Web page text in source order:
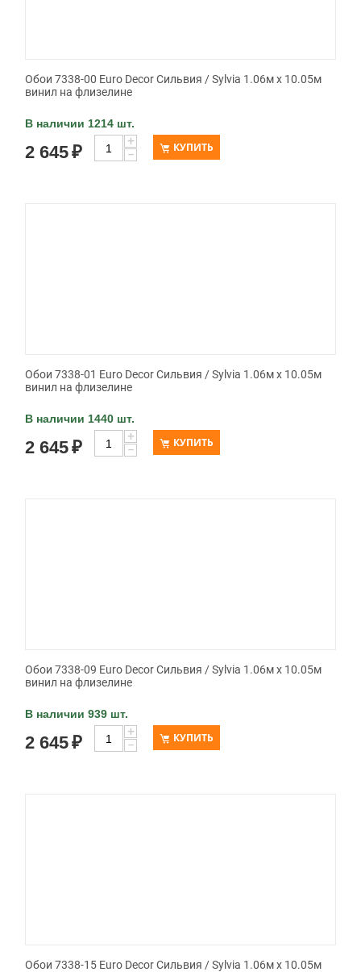
Обои 7338-00 Euro Decor Сильвия / Sylvia 1.06м x 10.05м
винил на флизелине
В наличии 1214 шт.
2 645₽
+
−
КУПИТЬ
Обои 7338-01 Euro Decor Сильвия / Sylvia 1.06м x 10.05м
винил на флизелине
В наличии 1440 шт.
2 645₽
+
−
КУПИТЬ
Обои 7338-09 Euro Decor Сильвия / Sylvia 1.06м x 10.05м
винил на флизелине
В наличии 939 шт.
2 645₽
+
−
КУПИТЬ
Обои 7338-15 Euro Decor Сильвия / Sylvia 1.06м x 10.05м